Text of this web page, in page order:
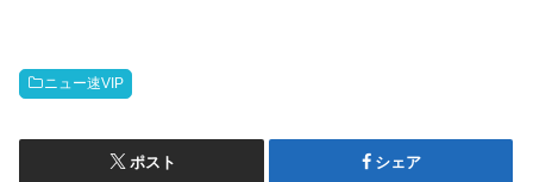
ニュー速VIP
ポスト シェア